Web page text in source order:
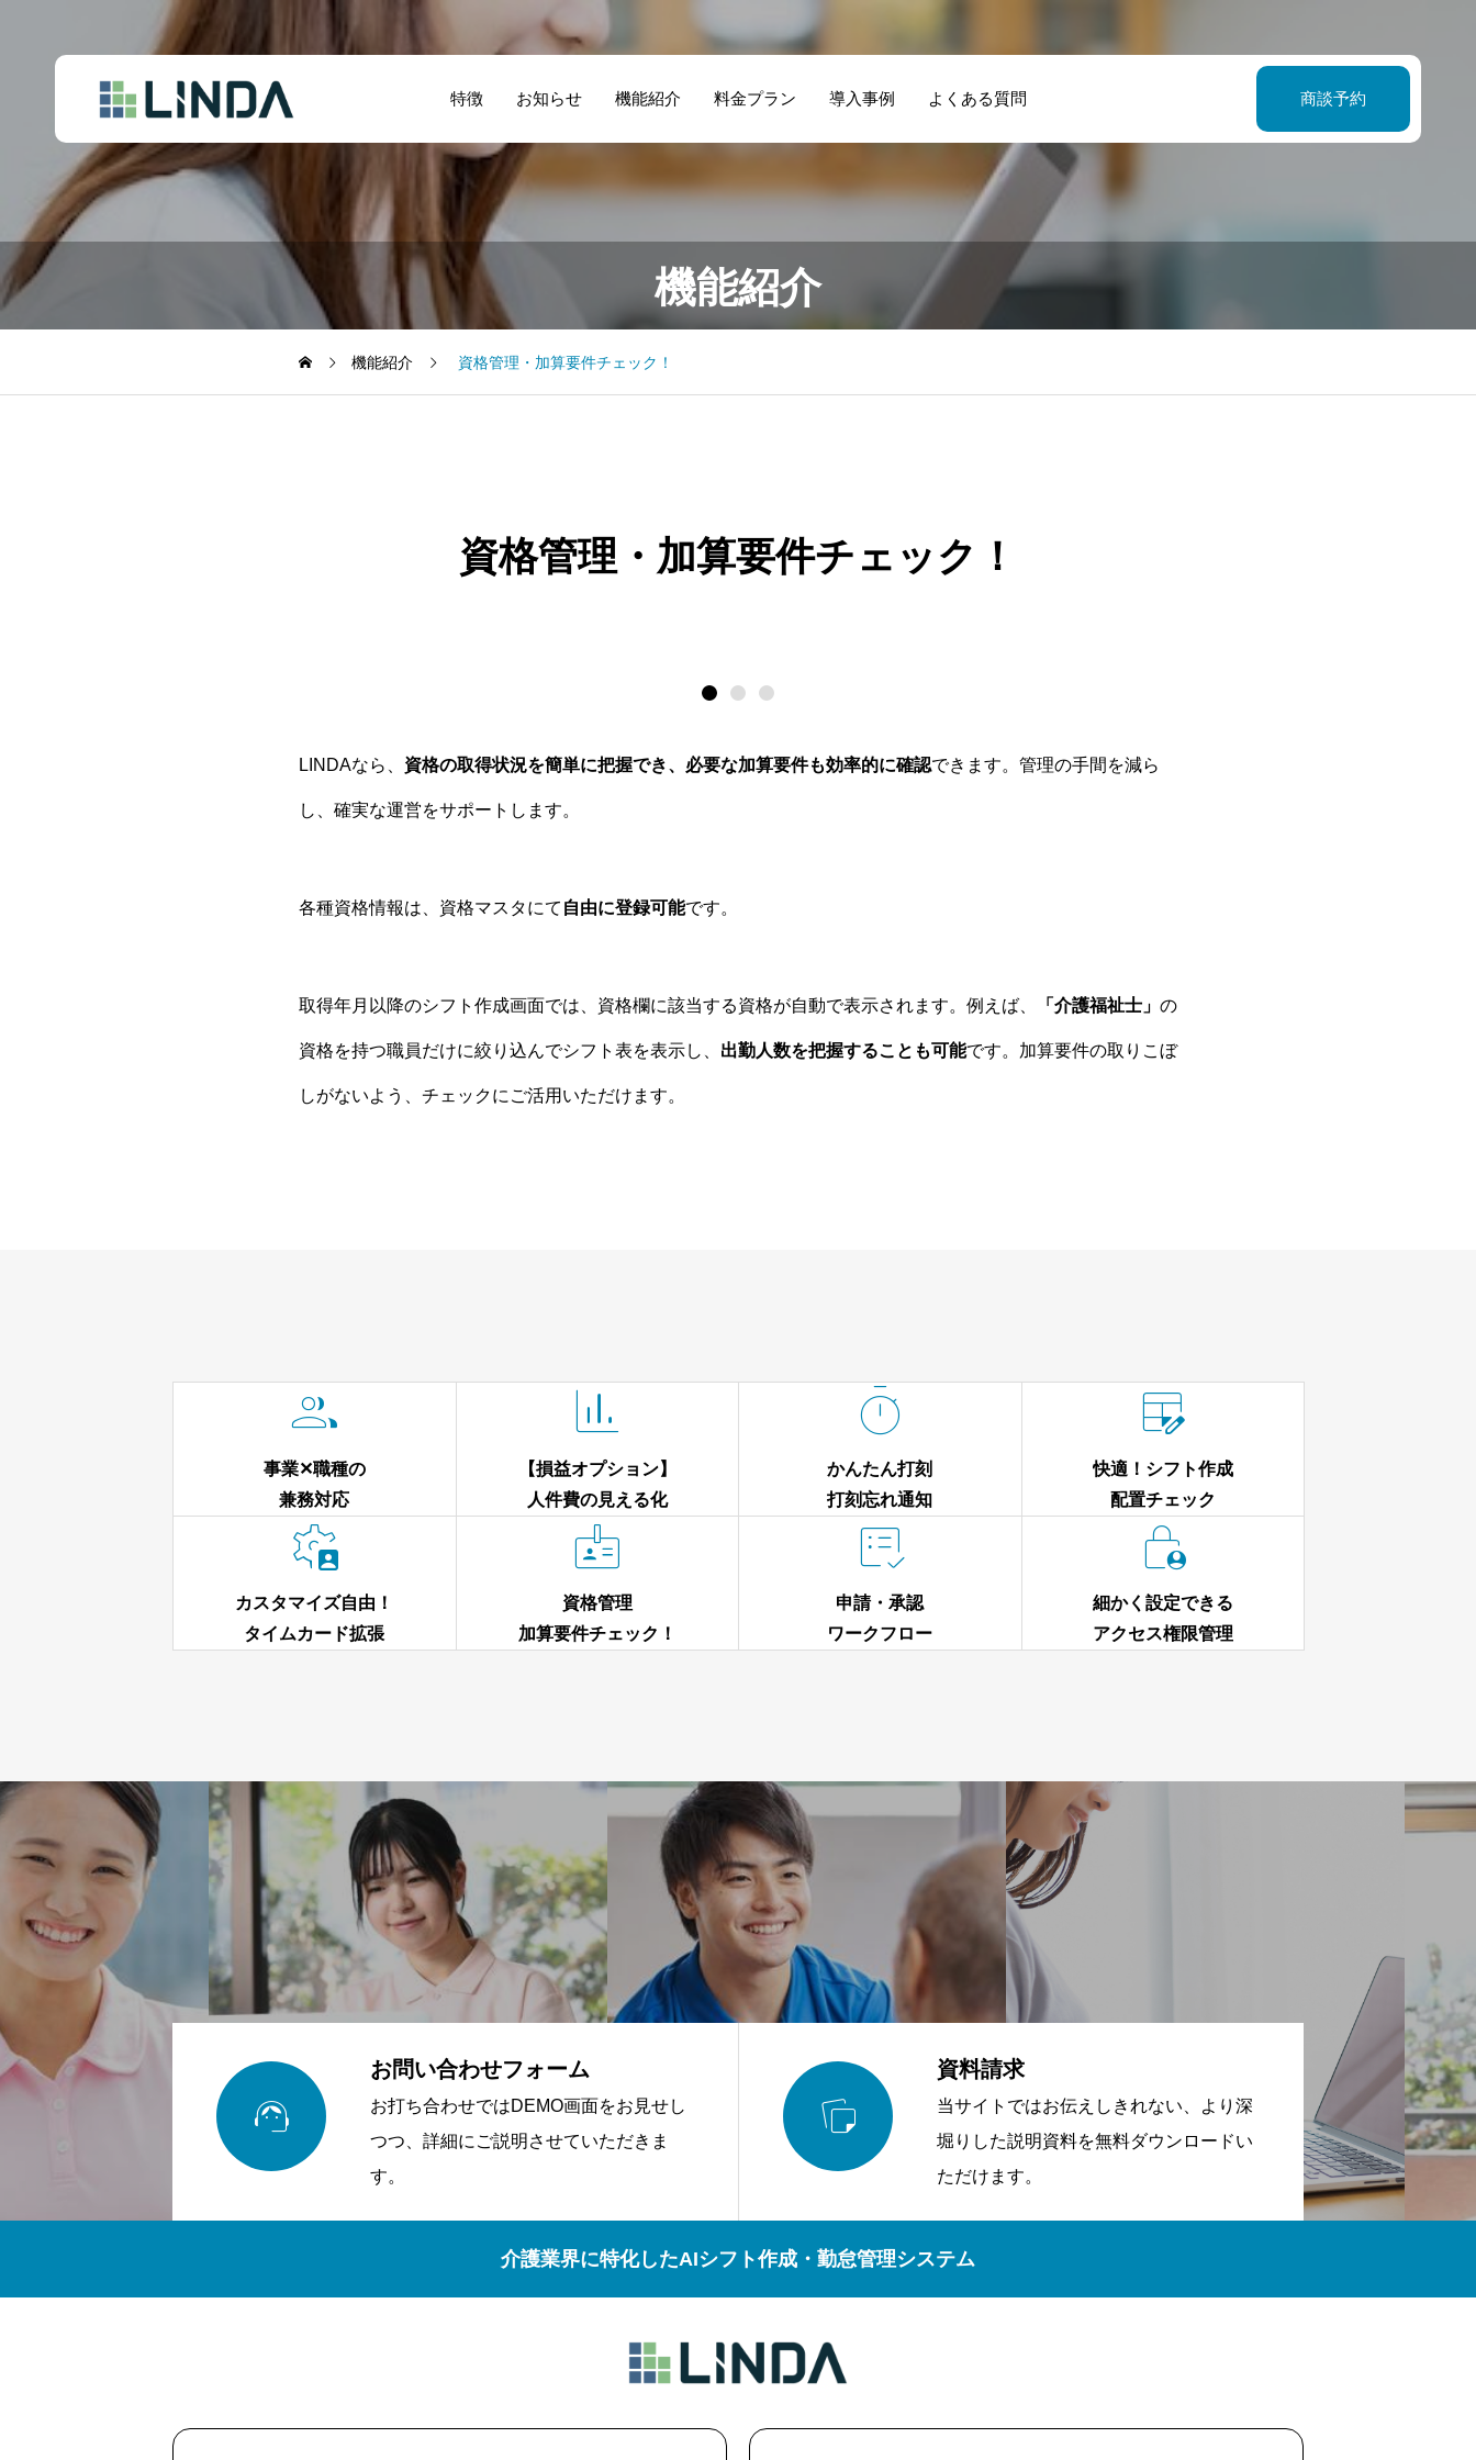
特徴 お知らせ 機能紹介 料金プラン 導入事例 よくある質問 商談予約
機能紹介
機能紹介 資格管理・加算要件チェック！
資格管理・加算要件チェック！
LINDAなら、 資格の取得状況を簡単に把握でき、必要な加算要件も効率的に確認できます。管理の手間を減ら
し、確実な運営をサポートします。
各種資格情報は、資格マスタにて 自由に登録可能です。
取得年月以降のシフト作成画面では、資格欄に該当する資格が自動で表示されます。例えば、 「介護福祉士」 の
資格を持つ職員だけに絞り込んでシフト表を表示し、 出勤人数を把握することも可能です。加算要件の取りこぼ
しがないよう、チェックにご活用いただけます。

事業✕職種の
兼務対応

【損益オプション】
人件費の見える化

かんたん打刻
打刻忘れ通知

快適！シフト作成
配置チェック

カスタマイズ自由！
タイムカード拡張

資格管理
加算要件チェック！

申請・承認
ワークフロー

細かく設定できる
アクセス権限管理

お問い合わせフォーム
お打ち合わせではDEMO画面をお見せし
つつ、詳細にご説明させていただきま
す。

資料請求
当サイトではお伝えしきれない、より深
堀りした説明資料を無料ダウンロードい
ただけます。
介護業界に特化したAIシフト作成・勤怠管理システム